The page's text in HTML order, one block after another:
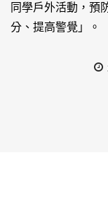
同學戶外活動，預
分、提高警覺」。